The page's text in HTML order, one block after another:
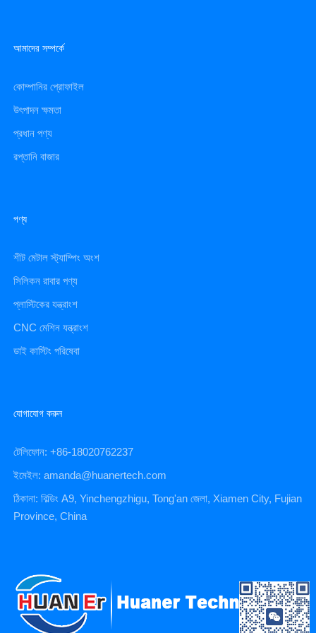
আমাদের সম্পর্কে
কোম্পানির প্রোফাইল
উৎপাদন ক্ষমতা
প্রধান পণ্য
রপ্তানি বাজার
পণ্য
শীট মেটাল স্ট্যাম্পিং অংশ
সিলিকন রাবার পণ্য
প্লাস্টিকের যন্ত্রাংশ
CNC মেশিন যন্ত্রাংশ
ডাই কাস্টিং পরিষেবা
যোগাযোগ করুন
টেলিফোন: +86-18020762237
ইমেইল: amanda@huanertech.com
ঠিকানা: বিল্ডিং A9, Yinchengzhigu, Tong'an জেলা, Xiamen City, Fujian
Province, China